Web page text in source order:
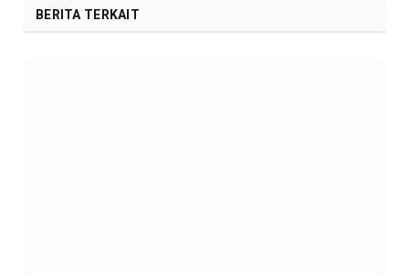
BERITA TERKAIT